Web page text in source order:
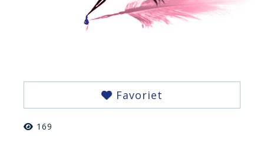
Favoriet
169